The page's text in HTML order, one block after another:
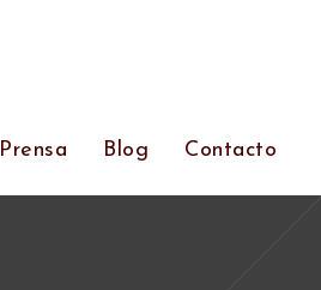
Prensa Blog Contacto